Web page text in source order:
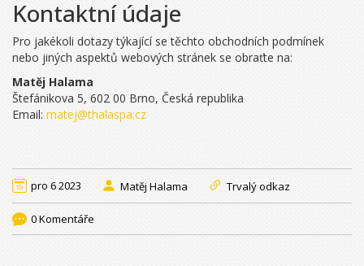
Kontaktní údaje
Pro jakékoli dotazy týkající se těchto obchodních podmínek
nebo jiných aspektů webových stránek se obraťte na:
Matěj Halama
Štefánikova 5, 602 00 Brno, Česká republika
Email: matej@thalaspa.cz
pro 6 2023 Matěj Halama Trvalý odkaz
0 Komentáře